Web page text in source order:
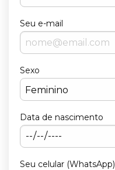
Seu e-mail
Sexo
Data de nascimento
Seu celular (WhatsApp)